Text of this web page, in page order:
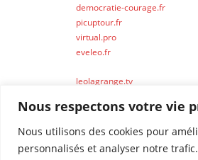
Nous respectons votre vie
Nous utilisons des cookies pour
personnalisés et analyser notre
democratie-courage.fr
picuptour.fr
virtual.pro
eveleo.fr
leolagrange.tv